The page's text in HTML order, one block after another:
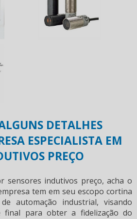
DETALHES
ESPECIALISTA EM
PREÇO
sensores indutivos preço, acha o
tem em seu escopo cortina
automação industrial, visando
final para obter a fidelização do